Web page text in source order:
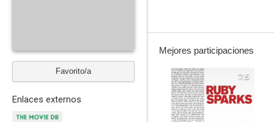
Favorito/a
Enlaces externos
Mejores participaciones
7.5